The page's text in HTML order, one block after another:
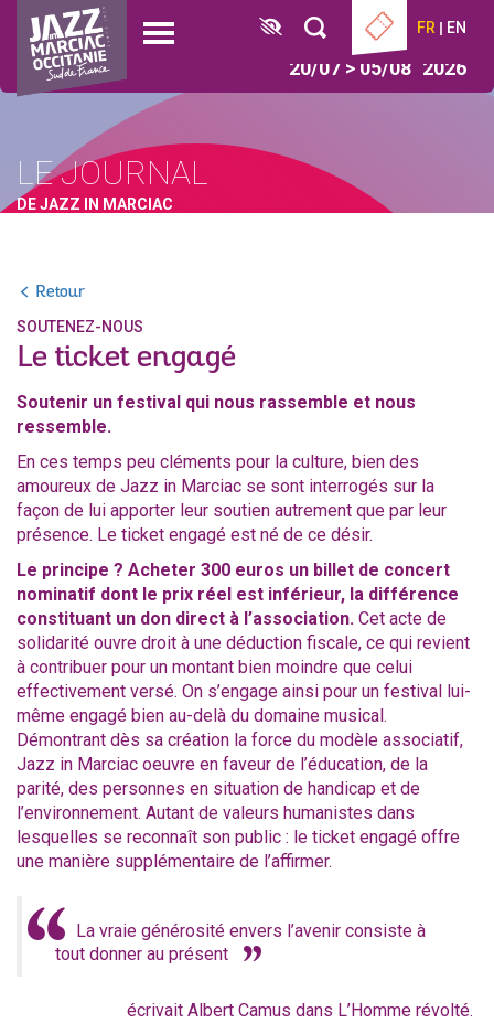
Aller
contenu
principal
Open
FR EN
2026
20/07 > 05/08
LE JOURNAL
DE JAZZ IN MARCIAC
Retour
SOUTENEZ-NOUS
Le ticket engagé
Soutenir un festival qui nous rassemble et nous
ressemble.
En ces temps peu cléments pour la culture, bien des
amoureux de Jazz in Marciac se sont interrogés sur la
façon de lui apporter leur soutien autrement que par leur
présence. Le ticket engagé est né de ce désir.
Le principe ? Acheter 300 euros un billet de concert
nominatif dont le prix réel est inférieur, la différence
constituant un don direct à l’association. Cet acte de
solidarité ouvre droit à une déduction fiscale, ce qui revient
à contribuer pour un montant bien moindre que celui
effectivement versé. On s’engage ainsi pour un festival lui-
même engagé bien au-delà du domaine musical.
Démontrant dès sa création la force du modèle associatif,
Jazz in Marciac oeuvre en faveur de l’éducation, de la
parité, des personnes en situation de handicap et de
l’environnement. Autant de valeurs humanistes dans
lesquelles se reconnaît son public : le ticket engagé offre
une manière supplémentaire de l’affirmer.
La vraie générosité envers l’avenir consiste à
tout donner au présent
écrivait Albert Camus dans L’Homme révolté.
Panneau de gestion des cookies